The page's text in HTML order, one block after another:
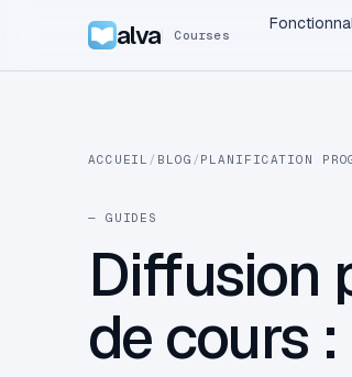
alva Courses
ACCUEIL / BLOG / PLANIFICATION
— GUIDES
Diffusion
de cours